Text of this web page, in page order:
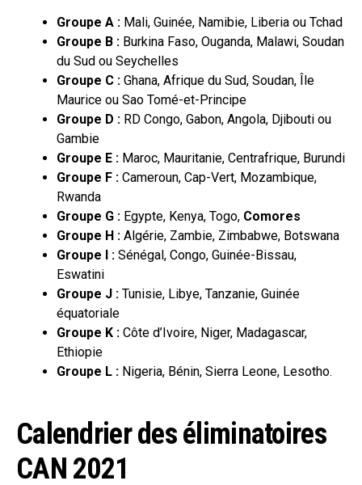
Groupe A : Mali, Guinée, Namibie, Liberia ou Tchad
Groupe B : Burkina Faso, Ouganda, Malawi, Soudan
du Sud ou Seychelles
Groupe C : Ghana, Afrique du Sud, Soudan, Île
Maurice ou Sao Tomé-et-Principe
Groupe D : RD Congo, Gabon, Angola, Djibouti ou
Gambie
Groupe E : Maroc, Mauritanie, Centrafrique, Burundi
Groupe F : Cameroun, Cap-Vert, Mozambique,
Rwanda
Groupe G : Egypte, Kenya, Togo, Comores
Groupe H : Algérie, Zambie, Zimbabwe, Botswana
Groupe I : Sénégal, Congo, Guinée-Bissau,
Eswatini
Groupe J : Tunisie, Libye, Tanzanie, Guinée
équatoriale
Groupe K : Côte d’Ivoire, Niger, Madagascar,
Ethiopie
Groupe L : Nigeria, Bénin, Sierra Leone, Lesotho.
Calendrier des éliminatoires
CAN 2021